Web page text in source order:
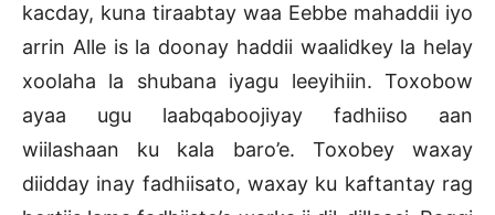
kacday, kuna tiraabtay waa Eebbe mahaddii iyo
arrin Alle is la doonay haddii waalidkey la helay
xoolaha la shubana iyagu leeyihiin. Toxobow
ayaa ugu laabqaboojiyay fadhiiso aan
wiilashaan ku kala baro’e. Toxobey waxay
diidday inay fadhiisato, waxay ku kaftantay rag